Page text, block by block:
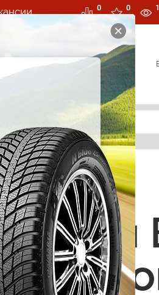
0 0 1
шины
G-